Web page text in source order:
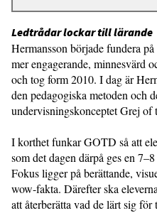
Ledtrådar lockar till lärande
Hermansson började fundera
mer engagerande, minnesvärd
och tog form 2010. I dag är
den pedagogiska metoden och
undervisningskonceptet Grej
I korthet funkar GOTD så att
som det dagen därpå ges en
Fokus ligger på berättande,
wow-fakta. Därefter ska
att återberätta vad de lärt sig